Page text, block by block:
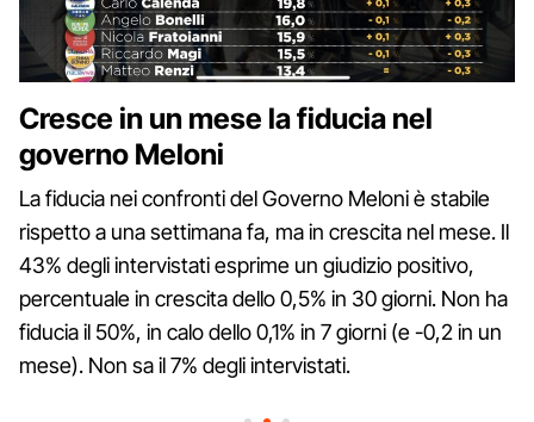
Cresce in un mese la fiducia nel
governo Meloni
La fiducia nei confronti del Governo Meloni è stabile
rispetto a una settimana fa, ma in crescita nel mese. Il
43% degli intervistati esprime un giudizio positivo,
percentuale in crescita dello 0,5% in 30 giorni. Non ha
fiducia il 50%, in calo dello 0,1% in 7 giorni (e -0,2 in un
mese). Non sa il 7% degli intervistati.